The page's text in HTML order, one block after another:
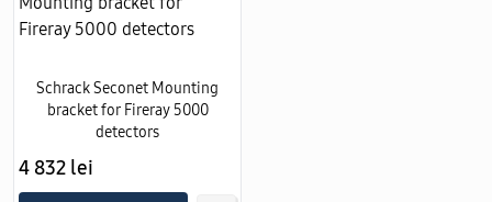
Schrack Seconet Mounting
bracket for Fireray 5000
detectors
4 832 lei